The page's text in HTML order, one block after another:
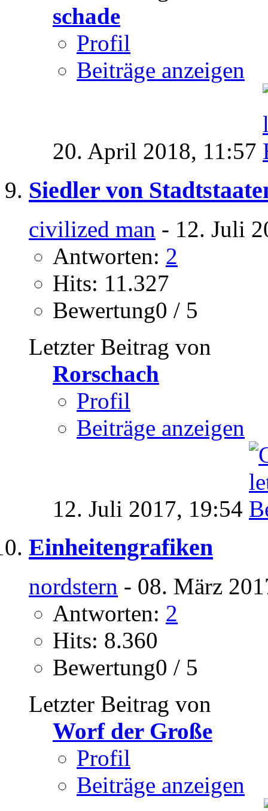
schade
Profil
Beiträge anzeigen
20. April 2018, 11:57
Siedler von
civilized man - 12. Juli
Antworten: 2
Hits: 11.327
Bewertung0 / 5
Letzter Beitrag von
Rorschach
Profil
Beiträge anzeigen
12. Juli 2017, 19:54
Einheitengrafiken
nordstern - 08. März
Antworten: 2
Hits: 8.360
Bewertung0 / 5
Letzter Beitrag von
Worf der Große
Profil
Beiträge anzeigen